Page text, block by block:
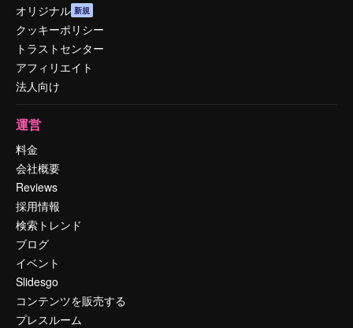
オリジナル 新規
クッキーポリシー
トラストセンター
アフィリエイト
法人向け
運営
料金
会社概要
Reviews
採用情報
検索トレンド
ブログ
イベント
Slidesgo
コンテンツを販売する
プレスルーム